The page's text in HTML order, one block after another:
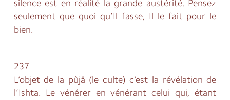
silence est en réalité la grande austérité. Pensez
seulement que quoi qu’Il fasse, Il le fait pour le
bien.
237
L’objet de la pûjâ (le culte) c’est la révélation de
l’Ishta. Le vénérer en vénérant celui qui, étant